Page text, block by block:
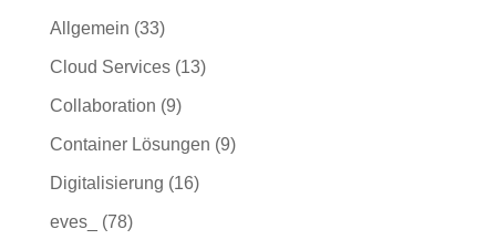
Allgemein (33)
Cloud Services(13)
Collaboration (9)
Container Lösungen (9)
Digitalisierung (16)
eves_ (78)